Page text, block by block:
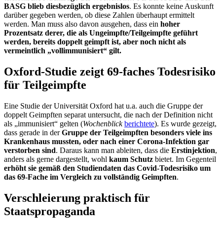
BASG blieb diesbezüglich ergebnislos. Es konnte keine Auskunft
darüber gegeben werden, ob diese Zahlen überhaupt ermittelt
werden. Man muss also davon ausgehen, dass ein hoher
Prozentsatz derer, die als Ungeimpfte/Teilgeimpfte geführt
werden, bereits doppelt geimpft ist, aber noch nicht als
vermeintlich „vollimmunisiert“ gilt.
Oxford-Studie zeigt 69-faches Todesrisiko
für Teilgeimpfte
Eine Studie der Universität Oxford hat u.a. auch die Gruppe der
doppelt Geimpften separat untersucht, die nach der Definition nicht
als „immunisiert“ gelten (Wochenblick berichtete). Es wurde gezeigt,
dass gerade in derGruppe der Teilgeimpften besonders viele ins
Krankenhaus mussten, oder nach einer Corona-Infektion gar
verstorben sind. Daraus kann man ableiten, dass die Erstinjektion,
anders als gerne dargestellt, wohl kaum Schutz bietet. Im Gegenteil
erhöht sie gemäß den Studiendaten das Covid-Todesrisiko um
das 69-Fache im Vergleich zu vollständig Geimpften.
Verschleierung praktisch für
Staatspropaganda